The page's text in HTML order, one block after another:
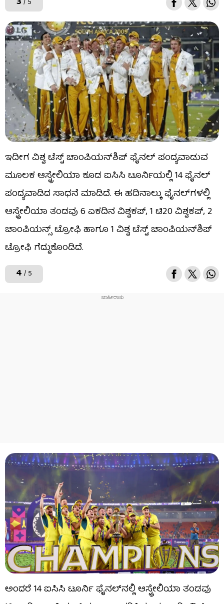
/ 5
ಇದೀಗ ವಿಶ್ವ ಟೆಸ್ಟ್ ಚಾಂಪಿಯನ್​ಶಿಪ್ ಫೈನಲ್ ಪಂದ್ಯವಾಡುವ
ಮೂಲಕ ಆಸ್ಟ್ರೇಲಿಯಾ ಕೂಡ ಐಸಿಸಿ ಟೂರ್ನಿಯಲ್ಲಿ 14 ಫೈನಲ್
ಪಂದ್ಯವಾಡಿದ ಸಾಧನೆ ಮಾಡಿದೆ. ಈ ಹದಿನಾಲ್ಕು ಫೈನಲ್​ಗಳಲ್ಲಿ
ಆಸ್ಟ್ರೇಲಿಯಾ ತಂಡವು 6 ಏಕದಿನ ವಿಶ್ವಕಪ್, 1 ಟಿ20 ವಿಶ್ವಕಪ್, 2
ಚಾಂಪಿಯನ್ಸ್ ಟ್ರೋಫಿ ಹಾಗೂ 1 ವಿಶ್ವ ಟೆಸ್ಟ್ ಚಾಂಪಿಯನ್​ಶಿಪ್
ಟ್ರೋಫಿ ಗೆದ್ದುಕೊಂಡಿದೆ.
4 / 5
ಅಂದರೆ 14 ಐಸಿಸಿ ಟೂರ್ನಿ ಫೈನಲ್​ನಲ್ಲಿ ಆಸ್ಟ್ರೇಲಿಯಾ ತಂಡವು